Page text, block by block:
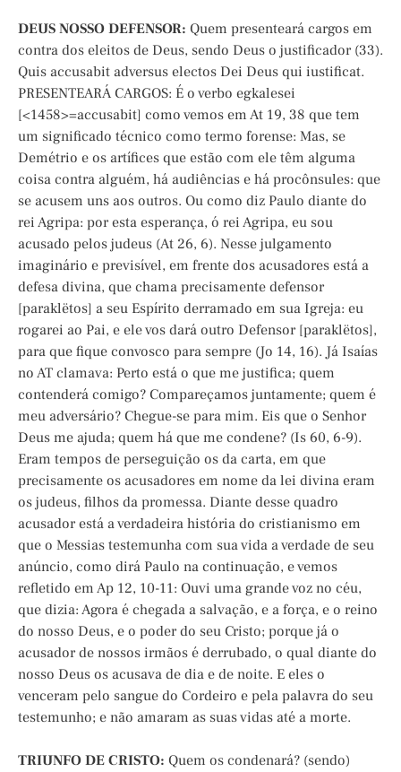
DEUS NOSSO DEFENSOR: Quem presenteará cargos em
contra dos eleitos de Deus, sendo Deus o justificador (33).
Quis accusabit adversus electos Dei Deus qui iustificat.
PRESENTEARÁ CARGOS: É o verbo egkalesei
[<1458>=accusabit] como vemos em At 19, 38 que tem
um significado técnico como termo forense: Mas, se
Demétrio e os artífices que estão com ele têm alguma
coisa contra alguém, há audiências e há procônsules: que
se acusem uns aos outros. Ou como diz Paulo diante do
rei Agripa: por esta esperança, ó rei Agripa, eu sou
acusado pelos judeus (At 26, 6). Nesse julgamento
imaginário e previsível, em frente dos acusadores está a
defesa divina, que chama precisamente defensor
[paraklëtos] a seu Espírito derramado em sua Igreja: eu
rogarei ao Pai, e ele vos dará outro Defensor [paraklëtos],
para que fique convosco para sempre (Jo 14, 16). Já Isaías
no AT clamava: Perto está o que me justifica; quem
contenderá comigo? Compareçamos juntamente; quem é
meu adversário? Chegue-se para mim. Eis que o Senhor
Deus me ajuda; quem há que me condene? (Is 60, 6-9).
Eram tempos de perseguição os da carta, em que
precisamente os acusadores em nome da lei divina eram
os judeus, filhos da promessa. Diante desse quadro
acusador está a verdadeira história do cristianismo em
que o Messias testemunha com sua vida a verdade de seu
anúncio, como dirá Paulo na continuação, e vemos
refletido em Ap 12, 10-11: Ouvi uma grande voz no céu,
que dizia: Agora é chegada a salvação, e a força, e o reino
do nosso Deus, e o poder do seu Cristo; porque já o
acusador de nossos irmãos é derrubado, o qual diante do
nosso Deus os acusava de dia e de noite. E eles o
venceram pelo sangue do Cordeiro e pela palavra do seu
testemunho; e não amaram as suas vidas até a morte.
TRIUNFO DE CRISTO: Quem os condenará? (sendo)